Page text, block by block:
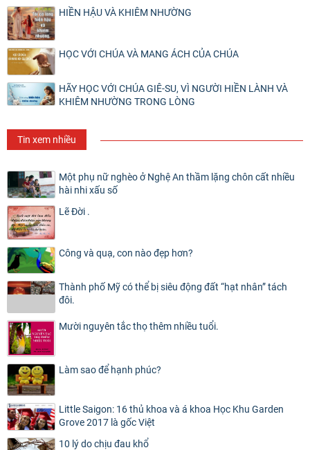
HIỀN HẬU VÀ KHIÊM NHƯỜNG
HỌC VỚI CHÚA VÀ MANG ÁCH CỦA CHÚA
HÃY HỌC VỚI CHÚA GIÊ-SU, VÌ NGƯỜI HIỀN LÀNH VÀ
KHIÊM NHƯỜNG TRONG LÒNG
Tin xem nhiều
Một phụ nữ nghèo ở Nghệ An thầm lặng chôn cất nhiều
hài nhi xấu số
Lẽ Đời .
Công và quạ, con nào đẹp hơn?
Thành phố Mỹ có thể bị siêu động đất “hạt nhân” tách
đôi.
Mười nguyên tắc thọ thêm nhiều tuổi.
Làm sao để hạnh phúc?
Little Saigon: 16 thủ khoa và á khoa Học Khu Garden
Grove 2017 là gốc Việt
10 lý do chịu đau khổ